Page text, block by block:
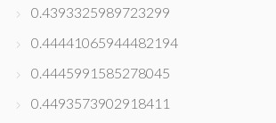
0.4393325989723299
0.44441065944482194
0.4445991585278045
0.4493573902918411